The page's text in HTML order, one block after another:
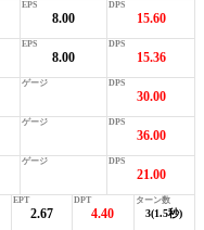
8.00 15.60
8.00 15.36
30.00
36.00
21.00
2.67 4.40 3(1.5秒)